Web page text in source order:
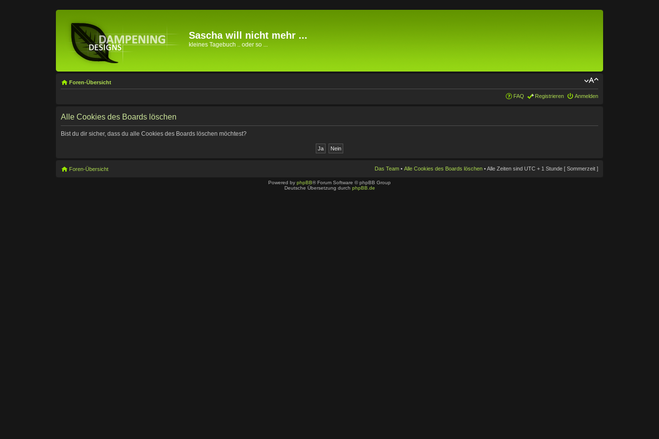
Sascha will nicht mehr ...
kleines Tagebuch .. oder so ...
Foren-Übersicht
FAQ Registrieren Anmelden
Alle Cookies des Boards löschen
Bist du dir sicher, dass du alle Cookies des Boards löschen möchtest?
Foren-Übersicht Das Team• Alle Cookies des Boards löschen• Alle Zeiten sind UTC + 1 Stunde [ Sommerzeit ]
Powered by phpBB® Forum Software © phpBB Group
Deutsche Übersetzung durch phpBB.de